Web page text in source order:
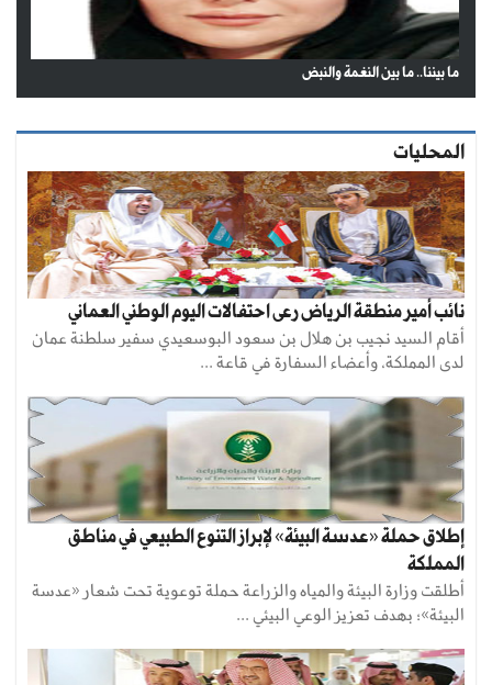
ما بيننا.. ما بين النغمة والنبض
المحليات
نائب أمير منطقة الرياض رعى احتفالات اليوم الوطني العماني
أقام السيد نجيب بن هلال بن سعود البوسعيدي سفير سلطنة عمان
لدى المملكة، وأعضاء السفارة في قاعة ...
إطلاق حملة «عدسة البيئة» لإبراز التنوع الطبيعي في مناطق
المملكة
أطلقت وزارة البيئة والمياه والزراعة حملة توعوية تحت شعار «عدسة
البيئة»؛ بهدف تعزيز الوعي البيئي ...